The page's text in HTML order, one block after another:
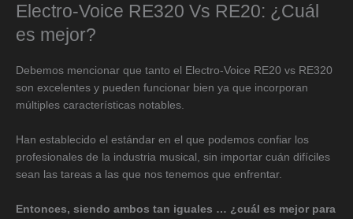
Electro-Voice RE320 Vs RE20: ¿Cuál
es mejor?
Debemos mencionar que tanto el Electro-Voice RE20 vs RE320
son excelentes y pueden funcionar bien ya que incorporan
múltiples características notables.
Han establecido el estándar en el que podemos confiar los
profesionales de la industria musical, sin importar cuán difíciles
sean las tareas a las que nos tenemos que enfrentar.
Entonces, siendo ambos tan iguales … ¿cuál es mejor para